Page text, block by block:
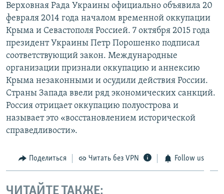
Верховная Рада Украины официально объявила 20
февраля 2014 года началом временной оккупации
Крыма и Севастополя Россией. 7 октября 2015 года
президент Украины Петр Порошенко подписал
соответствующий закон. Международные
организации признали оккупацию и аннексию
Крыма незаконными и осудили действия России.
Страны Запада ввели ряд экономических санкций.
Россия отрицает оккупацию полуострова и
называет это «восстановлением исторической
справедливости».
Поделиться Читать без VPN Follow us